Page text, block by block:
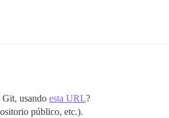
Git, usando esta URL?
público, etc.).